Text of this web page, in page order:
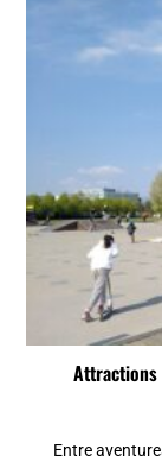
Attractions
Entre